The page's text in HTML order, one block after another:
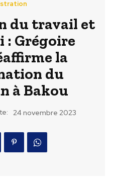
du travail et
: Grégoire
la
du
à Bakou
24 novembre 2023